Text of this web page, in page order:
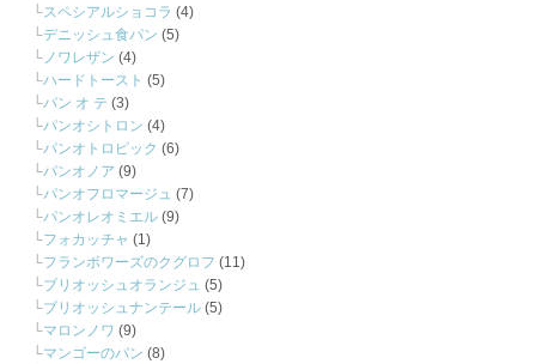
スペシアルショコラ (4)
デニッシュ食パン (5)
ノワレザン (4)
ハードトースト (5)
パン オ テ (3)
パンオシトロン (4)
パンオトロピック (6)
パンオノア (9)
パンオフロマージュ (7)
パンオレオミエル (9)
フォカッチャ (1)
フランボワーズのクグロフ (11)
ブリオッシュオランジュ (5)
ブリオッシュナンテール (5)
マロンノワ (9)
マンゴーのパン (8)